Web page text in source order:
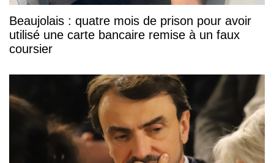
Beaujolais : quatre mois de prison pour avoir
utilisé une carte bancaire remise à un faux
coursier